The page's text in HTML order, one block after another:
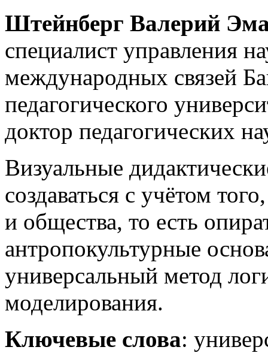
Штейнберг Валерий
специалист управления
международных связей
педагогического
доктор педагогических
Визуальные
создаваться с учётом
и общества, то есть
антропокультурные
универсальный метод
моделирования.
Ключевые слова: